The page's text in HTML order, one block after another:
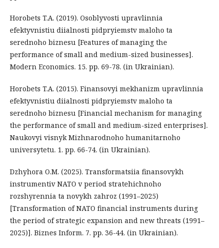
Horobets T.A. (2019). Osoblyvosti upravlinnia
efektyvnistiu diialnosti pidpryiemstv maloho ta
serednoho biznesu [Features of managing the
performance of small and medium-sized businesses].
Modern Economics. 15. рр. 69-78. (in Ukrainian).
Horobets T.A. (2015). Finansovyi mekhanizm upravlinnia
efektyvnistiu diialnosti pidpryiemstv maloho ta
serednoho biznesu [Financial mechanism for managing
the performance of small and medium-sized enterprises].
Naukovyi visnyk Mizhnarodnoho humanitarnoho
universytetu. 1. рр. 66-74. (in Ukrainian).
Dzhyhora O.M. (2025). Transformatsiia finansovykh
instrumentiv NATO v period stratehichnoho
rozshyrennia ta novykh zahroz (1991–2025)
[Transformation of NATO financial instruments during
the period of strategic expansion and new threats (1991–
2025)]. Biznes Inform. 7. рр. 36-44. (in Ukrainian).